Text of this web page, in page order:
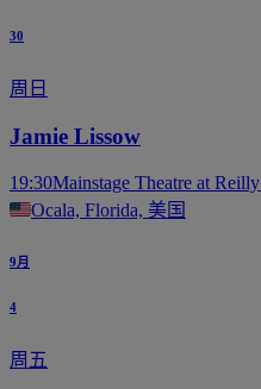
30
周日
Jamie Lissow
19:30Mainstage Theatre at
Ocala, Florida, 美国
9月
4
周五